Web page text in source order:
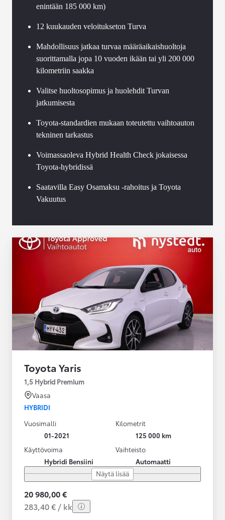
enintään 185 000 km)
12 kuukauden veloitukseton Turva
Mahdollisuus jatkaa turvaa määräaikaishuoltoja
suorittamalla jopa 10 vuoden ikään tai yli 200 000
kilometriin saakka
Valitse huoltosopimus ja huolehdit Turvan
jatkumisesta
Toyota-standardien mukaan toteutettu vaihtoauton
tekninen tarkastus
Voimassaoleva Hybrid Health Check jokaisessa
Toyota-hybridissä
Saatavilla Easy Osamaksu -rahoitus ja Toyota
Vakuutus
Toyota Yaris
1,5 Hybrid Premium
Vaasa
HYBRIDI
Vuosimalli
01-2021
Kilometrit
125 000 km
Käyttövoima
Hybridi Bensiini
Vaihteisto
Automaatti
Näytä lisää
20 980,00 €
283,40 € / kk